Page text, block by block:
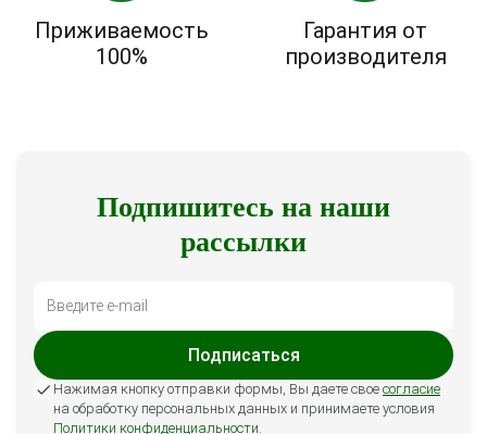
Приживаемость
100%
Гарантия от
производителя
Подпишитесь на наши
рассылки
Подписаться
Нажимая кнопку отправки формы, Вы даете свое согласие
на обработку персональных данных и принимаете условия
Политики конфиденциальности.